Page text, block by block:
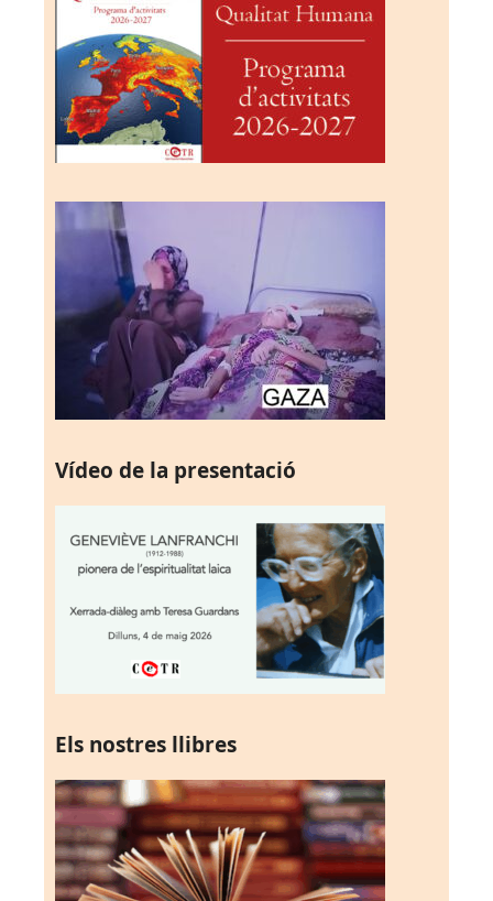
Vídeo de la presentació
Els nostres llibres